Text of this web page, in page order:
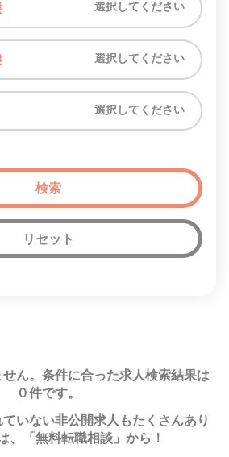
選択してください
選択してください
選択してください
リセット
ん。条件に合った求人検索結果は
０件です。
いない非公開求人もたくさんあり
、「無料転職相談」から！